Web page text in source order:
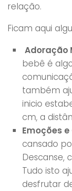
relação.
Ficam aqui
Adoração
bebê é
também
inicio
cm, a
Emoções
cansado
Descanse,
Tudo isto
desfrutar